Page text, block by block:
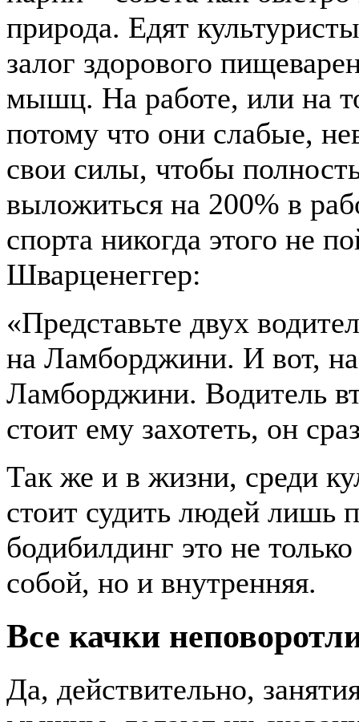
природа. Едят
залог здорового
мышц. На работе, или на
потому что они слабые,
свои силы, чтобы
выложиться на 200% в
спорта никогда этого не
Шварценеггер:
«Представьте двух
на Ламборджини. И вот,
Ламборджини. Водитель
стоит ему захотеть, он
Так же и в жизни, среди
стоит судить людей лишь
бодибилдинг это не
собой, но и внутренняя.
Все качки
Да, действительно,